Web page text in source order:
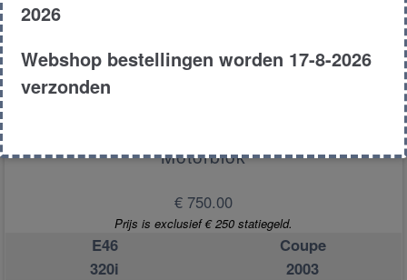
Motorblok
€ 750.00
Prijs is exclusief € 250 statiegeld.
E46
Coupe
320i
2003
2026
Webshop bestellingen worden 17-8-2026
verzonden